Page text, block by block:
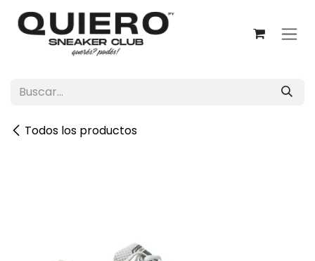
Ir al contenido
Todos los productos